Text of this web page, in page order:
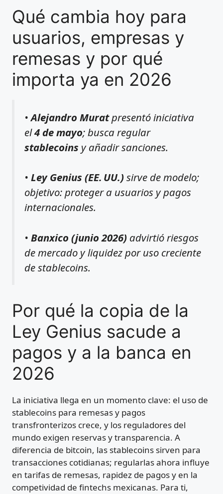
Qué cambia hoy para
usuarios, empresas y
remesas y por qué
importa ya en 2026
•Alejandro Muratpresentó iniciativa
el4 de mayo; busca regular
stablecoins y añadir sanciones.
• Ley Genius (EE. UU.)sirve de modelo;
objetivo: proteger a usuarios y pagos
internacionales.
• Banxico (junio 2026) advirtió riesgos
de mercado y liquidez por uso creciente
de stablecoins.
Por qué la copia de la
Ley Genius sacude a
pagos y a la banca en
2026
La iniciativa llega en un momento clave: el uso de
stablecoins para remesas y pagos
transfronterizos crece, y los reguladores del
mundo exigen reservas y transparencia. A
diferencia de bitcoin, las stablecoins sirven para
transacciones cotidianas; regularlas ahora influye
en tarifas de remesas, rapidez de pagos y en la
competividad de fintechs mexicanas. Para ti,